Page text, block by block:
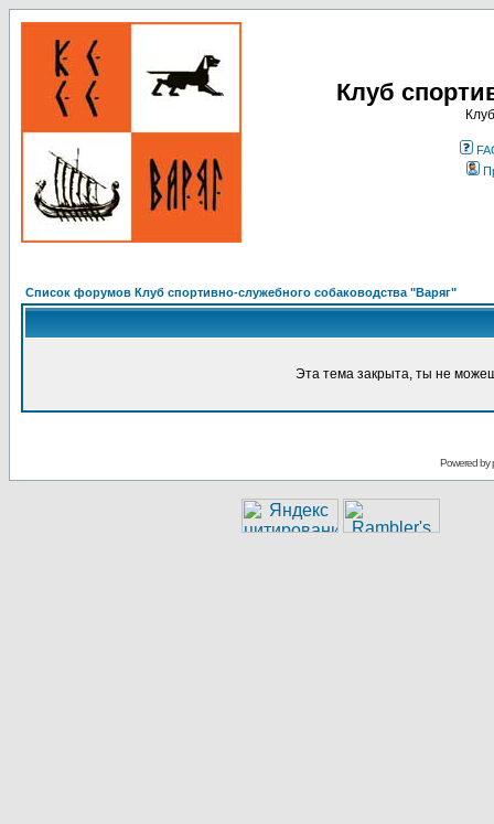
Клуб
Список форумов Клуб спортивно-служебного собаководства "Варяг"
Эта тема закрыта, ты не
Powered by